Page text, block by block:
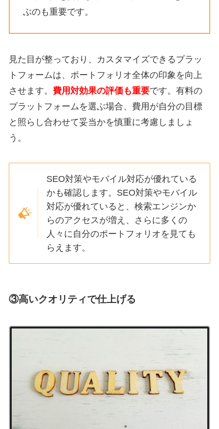
ぶのも重要です。
見た目が整っており、カスタマイズできるプラッ
トフォームは、ポートフォリオ全体の印象を向上
させます。 費用対効果の評価も重要です。有料の
プラットフォームを選ぶ場合、費用が自分の目標
と照らし合わせて妥当かを慎重に考慮しましょ
う。
SEO対策やモバイル対応が優れている
かも確認します。SEO対策やモバイル
対応が優れていると、検索エンジンか
らのアクセスが増え、さらに多くの
人々に自分のポートフォリオを見ても
らえます。
③高いクオリティで仕上げる